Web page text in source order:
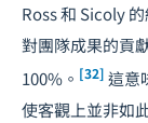
Ross 和 Sicoly
對團隊成果的貢
100%。 [32] 這意
使客觀上並非如